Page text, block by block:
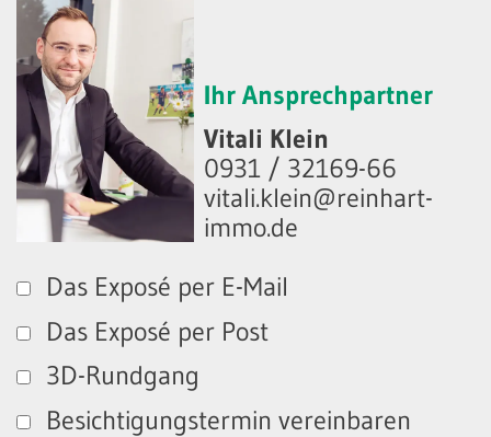
Ihr Ansprechpartner
Vitali Klein
0931 / 32169-66
vitali.klein@reinhart-
immo.de
Das Exposé per E-Mail
Das Exposé per Post
3D-Rundgang
Besichtigungstermin vereinbaren